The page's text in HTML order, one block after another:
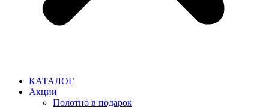
КАТАЛОГ
Акции
Полотно в подарок